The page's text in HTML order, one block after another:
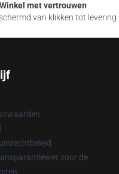
Winkel met vertrouwen
van klikken tot levering
voor de